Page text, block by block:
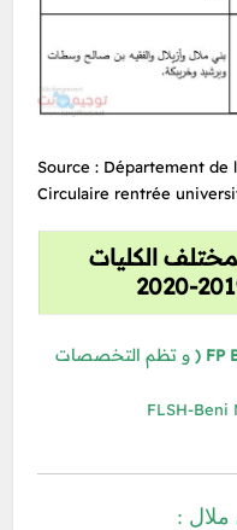
Source : Département de
Circulaire rentrée
الكليات
FP
و تظم التخصصات
FLSH-Beni